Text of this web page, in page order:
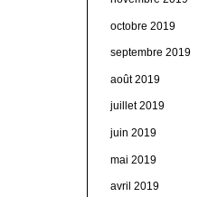
octobre 2019
septembre 2019
août 2019
juillet 2019
juin 2019
mai 2019
avril 2019